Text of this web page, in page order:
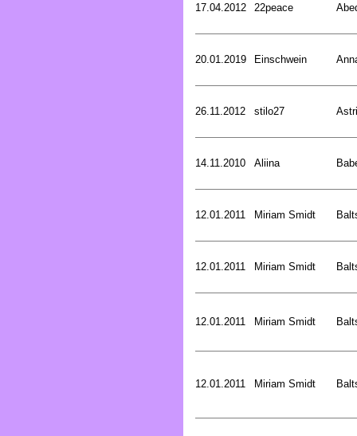
17.04.2012 22peace
20.01.2019 Einschwein
26.11.2012 stilo27
14.11.2010 Aliina
12.01.2011 Miriam Smidt
12.01.2011 Miriam Smidt
12.01.2011 Miriam Smidt
12.01.2011 Miriam Smidt